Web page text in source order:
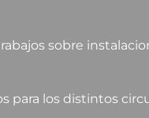
sobre
para los distintos